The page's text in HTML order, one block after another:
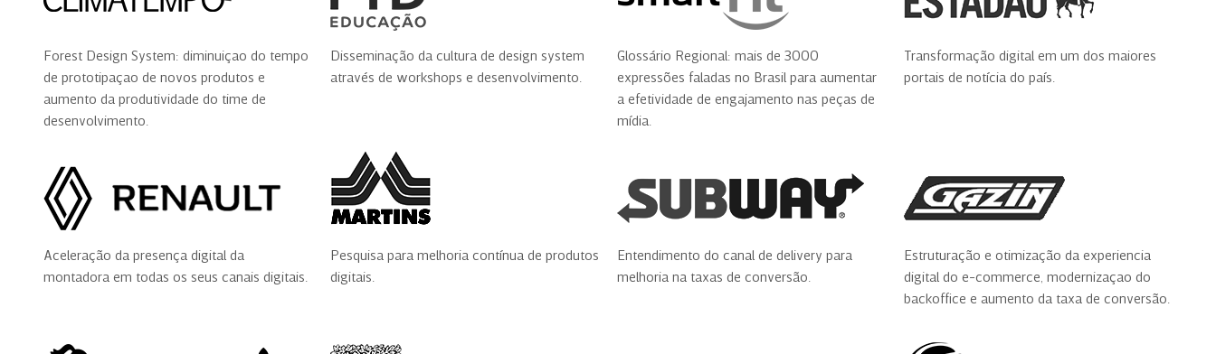
Forest Design System: diminuiçao do tempo
de prototipaçao de novos produtos e
aumento da produtividade do time de
desenvolvimento.
Disseminação da cultura de design system
através de workshops e desenvolvimento.
Glossário Regional: mais de 3000
expressões faladas no Brasil para aumentar
a efetividade de engajamento nas peças de
mídia.
Transformação digital em um dos maiores
portais de notícia do país.
Aceleração da presença digital da
montadora em todas os seus canais digitais.
Pesquisa para melhoria contínua de produtos
digitais.
Entendimento do canal de delivery para
melhoria na taxas de conversão.
Estruturação e otimização da experiencia
digital do e-commerce, modernizaçao do
backoffice e aumento da taxa de conversão.